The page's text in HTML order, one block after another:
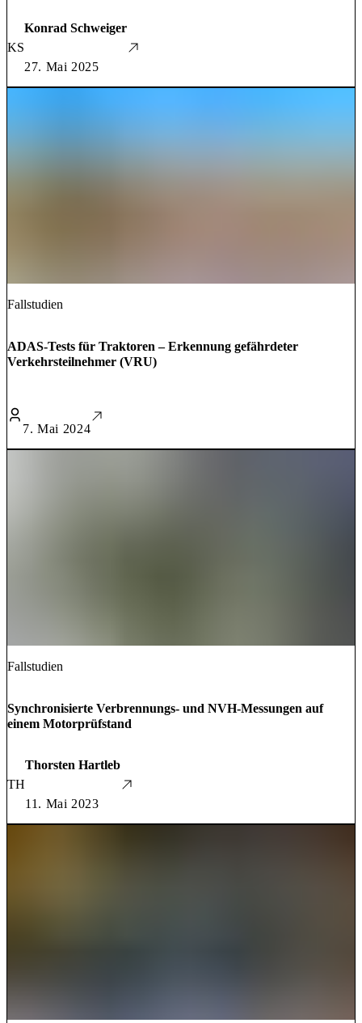
KS
Konrad Schweiger
27. Mai 2025
Fallstudien
ADAS-Tests für Traktoren – Erkennung gefährdeter
Verkehrsteilnehmer (VRU)
7. Mai 2024
Fallstudien
Synchronisierte Verbrennungs- und NVH-Messungen auf
einem Motorprüfstand
TH
Thorsten Hartleb
11. Mai 2023